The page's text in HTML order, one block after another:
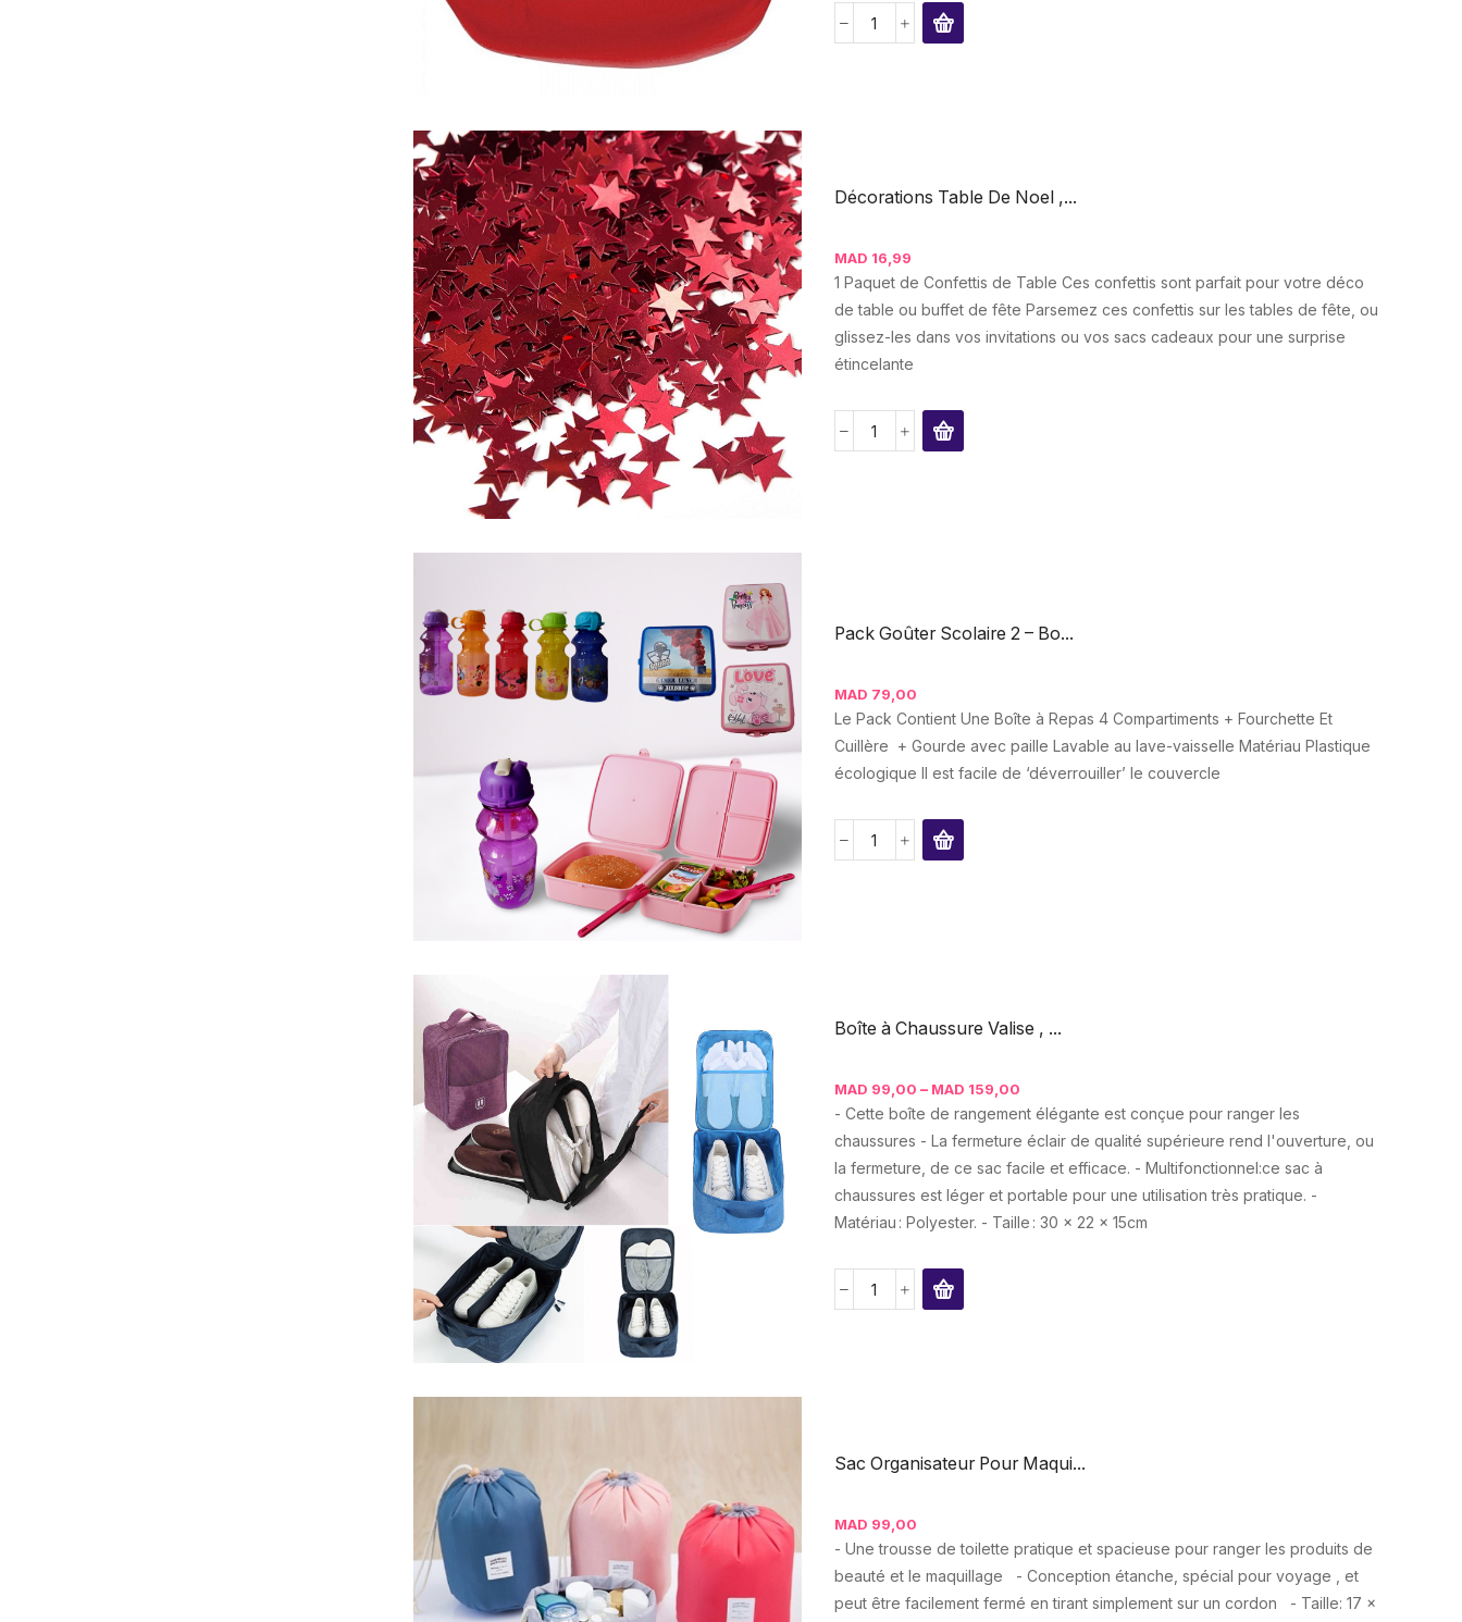
Décorations Table De Noel ,...
MAD 16,99
1 Paquet de Confettis de Table Ces confettis sont parfait pour votre déco
de table ou buffet de fête Parsemez ces confettis sur les tables de fête, ou
glissez-les dans vos invitations ou vos sacs cadeaux pour une surprise
étincelante
Pack Goûter Scolaire 2 – Bo...
MAD 79,00
Le Pack Contient Une Boîte à Repas 4 Compartiments + Fourchette Et
Cuillère + Gourde avec paille Lavable au lave-vaisselle Matériau Plastique
écologique Il est facile de ‘déverrouiller’ le couvercle
Boîte à Chaussure Valise , ...
MAD 99,00 – MAD 159,00
- Cette boîte de rangement élégante est conçue pour ranger les
chaussures - La fermeture éclair de qualité supérieure rend l'ouverture, ou
la fermeture, de ce sac facile et efficace. - Multifonctionnel:ce sac à
chaussures est léger et portable pour une utilisation très pratique. -
Matériau : Polyester. - Taille : 30 x 22 x 15cm
Sac Organisateur Pour Maqui...
MAD 99,00
- Une trousse de toilette pratique et spacieuse pour ranger les produits de
beauté et le maquillage - Conception étanche, spécial pour voyage , et
peut être facilement fermé en tirant simplement sur un cordon - Taille: 17 x